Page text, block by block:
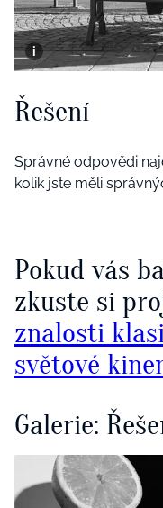
Řešení
Správné odpovědi
kolik jste měli
Pokud vás
zkuste si
znalosti
světové
Galerie: